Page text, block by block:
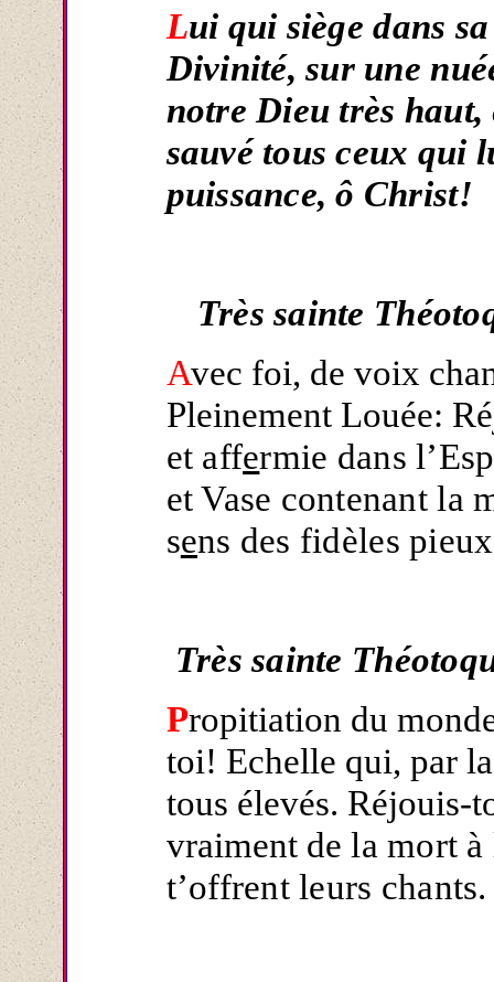
Lui qui siège dans
Divinité, sur une
notre Dieu très
sauvé tous ceux qui
puissance, ô Christ!
Très sainte
Avec foi, de voix
Pleinement Louée:
et affermie dans
et Vase contenant la
sens des fidèles
Très sainte
Propitiation du
toi! Echelle qui, par
tous élevés. Réjouis-
vraiment de la mort
t’offrent leurs chants.